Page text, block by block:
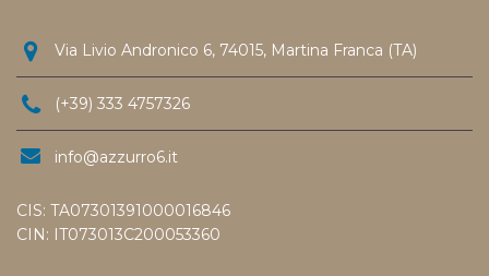
Via Livio Andronico 6, 74015, Martina Franca (TA)
(+39) 333 4757326
info@azzurro6.it
CIS: TA07301391000016846
CIN: IT073013C200053360